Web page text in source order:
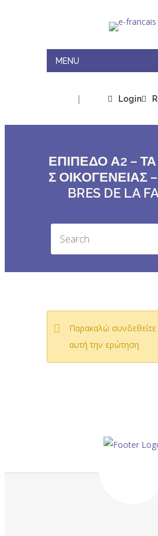
MENU
Login
|
ΕΠΙΠΕΔΟ Α2 –
Σ ΟΙΚΟΓΕΝΕΙΑΣ –
BRES DE LA
Παρακαλώ συνδεθείτε
αυτή την ερώτηση